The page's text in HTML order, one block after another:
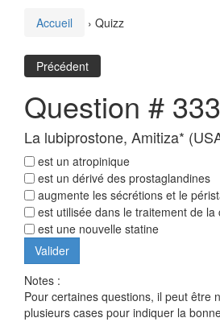
Accueil › Quizz
Précédent
Question # 333
La lubiprostone, Amitiza*
est un atropinique
est un dérivé des prostaglandines
augmente les sécrétions et le
est utilisée dans le traitement de la
est une nouvelle statine
Notes :
Pour certaines questions, il peut être
plusieurs cases pour indiquer la